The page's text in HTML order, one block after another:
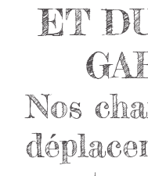
ET
Nos